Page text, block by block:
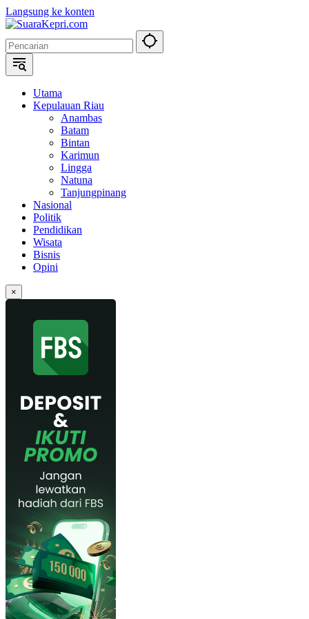
Langsung ke konten
Utama
Kepulauan Riau
Anambas
Batam
Bintan
Karimun
Lingga
Natuna
Tanjungpinang
Nasional
Politik
Pendidikan
Wisata
Bisnis
Opini
×